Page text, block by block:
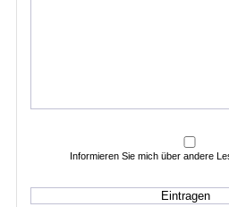
Informieren Sie mich über andere